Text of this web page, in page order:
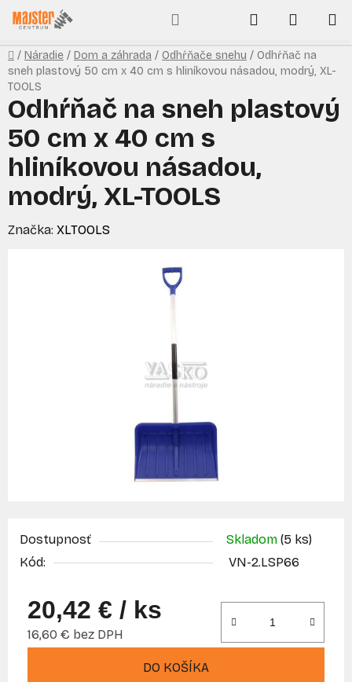
Prejsť
na
obsah
Hľadať
KOŠÍK
Domov
/ Náradie / Dom a záhrada / Odhŕňače snehu / Odhŕňač na
sneh plastový 50 cm x 40 cm s hliníkovou násadou, modrý, XL-
TOOLS
Dostupnosť Skladom (5 ks)
Kód:
VN-2.LSP66
20,42 € / ks
16,60 € bez DPH
DO KOŠÍKA
Odhŕňač na sneh plastový
50 cm x 40 cm s
hliníkovou násadou,
modrý, XL-TOOLS
Značka: XLTOOLS